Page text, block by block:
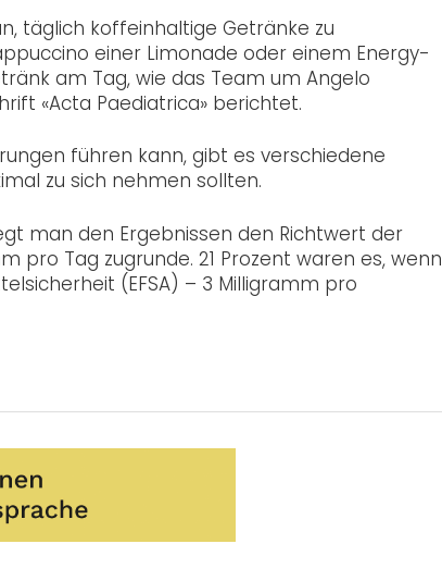
täglich koffeinhaltige Getränke zu
einer Limonade oder einem Energy-
am Tag, wie das Team um Angelo
«Acta Paediatrica» berichtet.
führen kann, gibt es verschiedene
zu sich nehmen sollten.
man den Ergebnissen den Richtwert der
pro Tag zugrunde. 21 Prozent waren es, wenn
(EFSA) – 3 Milligramm pro